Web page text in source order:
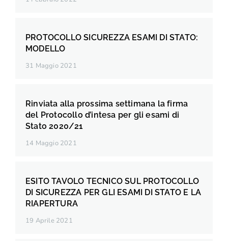
PROTOCOLLO SICUREZZA ESAMI DI STATO:
MODELLO
31 Maggio 2021
Rinviata alla prossima settimana la firma
del Protocollo d’intesa per gli esami di
Stato 2020/21
14 Maggio 2021
ESITO TAVOLO TECNICO SUL PROTOCOLLO
DI SICUREZZA PER GLI ESAMI DI STATO E LA
RIAPERTURA
19 Aprile 2021